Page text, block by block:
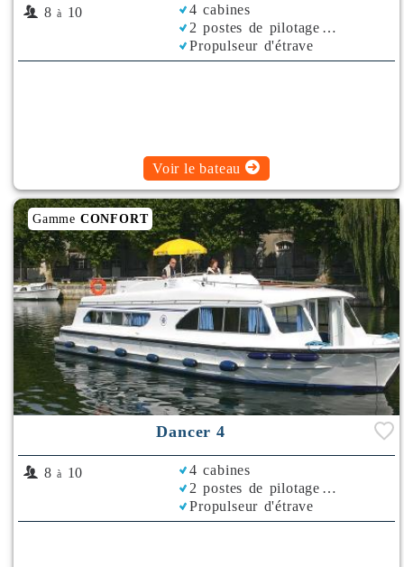
8 à 10
4 cabines
2 postes de pilotage
Propulseur d'étrave
Rafraichisseur d'Air
Voir le bateau
Gamme CONFORT
Dancer 4
8 à 10
4 cabines
2 postes de pilotage
Propulseur d'étrave